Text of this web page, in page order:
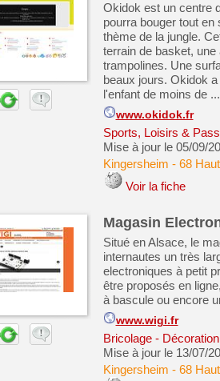
Okidok est un centre
pourra bouger tout
thème de la jungle.
terrain de basket,
trampolines. Une
beaux jours. Okidok
l'enfant de moins de ...
www.okidok.fr
Sports, Loisirs &
Mise à jour le 05/09/
Kingersheim - 68
Voir la fiche
Magasin
Situé en Alsace, le
internautes un très
electroniques à petit
être proposés en
à bascule ou encore
www.wigi.fr
Bricolage -
Mise à jour le 13/07/
Kingersheim - 68